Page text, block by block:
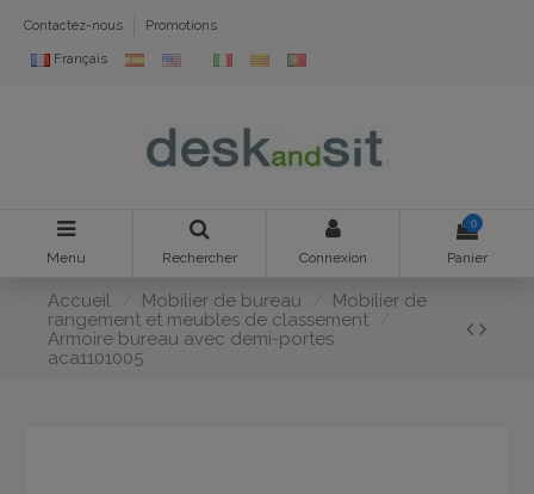
Contactez-nous Promotions
Français
Menu Rechercher Connexion
0
Panier
Accueil Mobilier de bureau
Mobilier de
rangement et meubles de classement
Armoire bureau avec demi-portes
aca1101005